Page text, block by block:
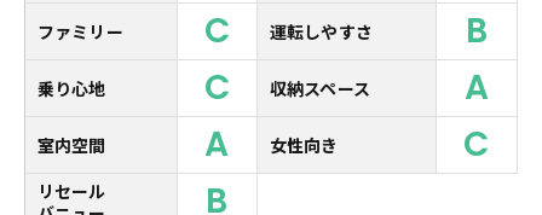
ファミリー C 運転しやすさ B
乗り心地 C 収納スペース A
室内空間 A 女性向き C
リセール
B